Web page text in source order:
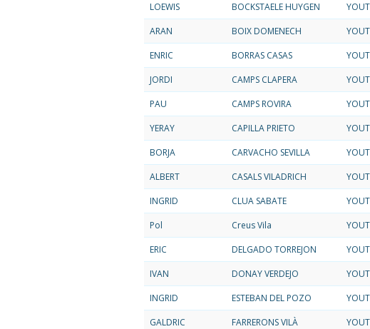
LOEWIS
BOCKSTAELE HUYGEN
ARAN
BOIX DOMENECH
ENRIC
BORRAS CASAS
JORDI
CAMPS CLAPERA
PAU
CAMPS ROVIRA
YERAY
CAPILLA PRIETO
BORJA
CARVACHO SEVILLA
ALBERT
CASALS VILADRICH
INGRID
CLUA SABATE
Pol
Creus Vila
ERIC
DELGADO TORREJON
IVAN
DONAY VERDEJO
INGRID
ESTEBAN DEL POZO
GALDRIC
FARRERONS VILÀ